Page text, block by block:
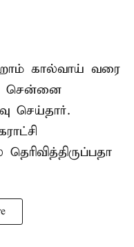
கால்வாய் வரை
சென்னை
செய்தார்.